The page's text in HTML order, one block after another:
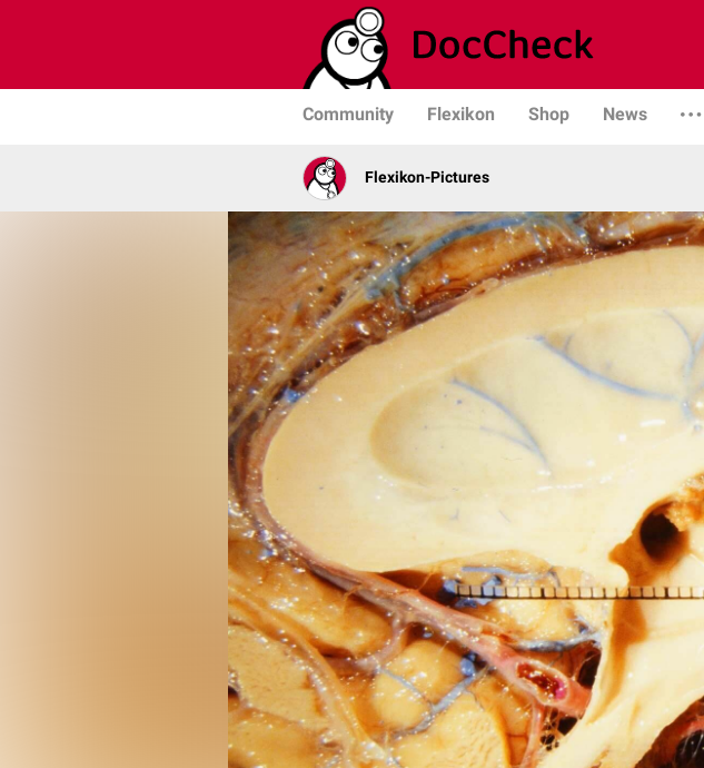
Community Flexikon Shop News
Flexikon-Pictures